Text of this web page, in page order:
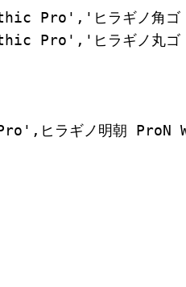
Pro','ヒラギノ
Pro','ヒラギノ
ヒラギノ明朝